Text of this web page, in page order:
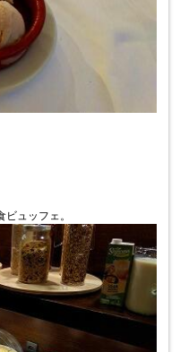
ュッフェ。